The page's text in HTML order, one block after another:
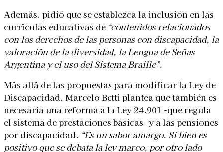
Además, pidió que se establezca la inclusión en las
currículas educativas de “contenidos relacionados
con los derechos de las personas con discapacidad, la
valoración de la diversidad, la Lengua de Señas
Argentina y el uso del Sistema Braille”.
Más allá de las propuestas para modificar la Ley de
Discapacidad, Marcelo Betti plantea que también es
necesaria una reforma a la Ley 24.901 -que regula
el sistema de prestaciones básicas- y a las pensiones
por discapacidad. “Es un sabor amargo. Si bien es
positivo que se debata la ley marco, por otro lado